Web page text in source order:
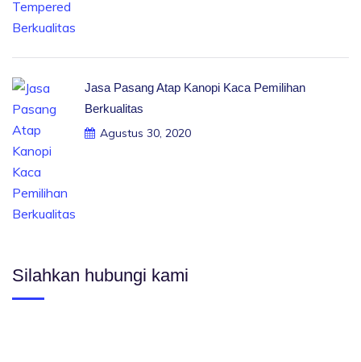
Jasa Pasang Atap Kanopi Kaca Pemilihan
Berkualitas
Agustus 30, 2020
Silahkan hubungi kami